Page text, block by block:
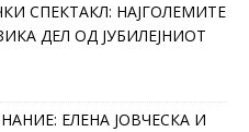
СПЕКТАКЛ: НАЈГОЛЕМИТЕ
ДЕЛ ОД ЈУБИЛЕЈНИОТ
ЕЛЕНА ЈОВЧЕСКА И